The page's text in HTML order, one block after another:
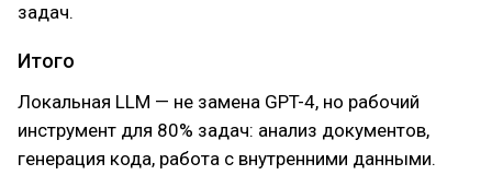
задач.
Итого
Локальная LLM — не замена GPT-4, но рабочий
инструмент для 80% задач: анализ документов,
генерация кода, работа с внутренними данными.